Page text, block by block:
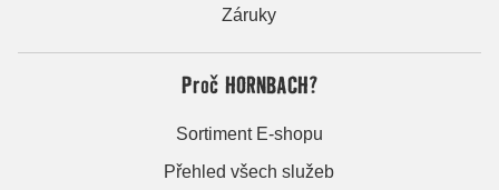
Záruky
Proč HORNBACH?
Sortiment E-shopu
Přehled všech služeb